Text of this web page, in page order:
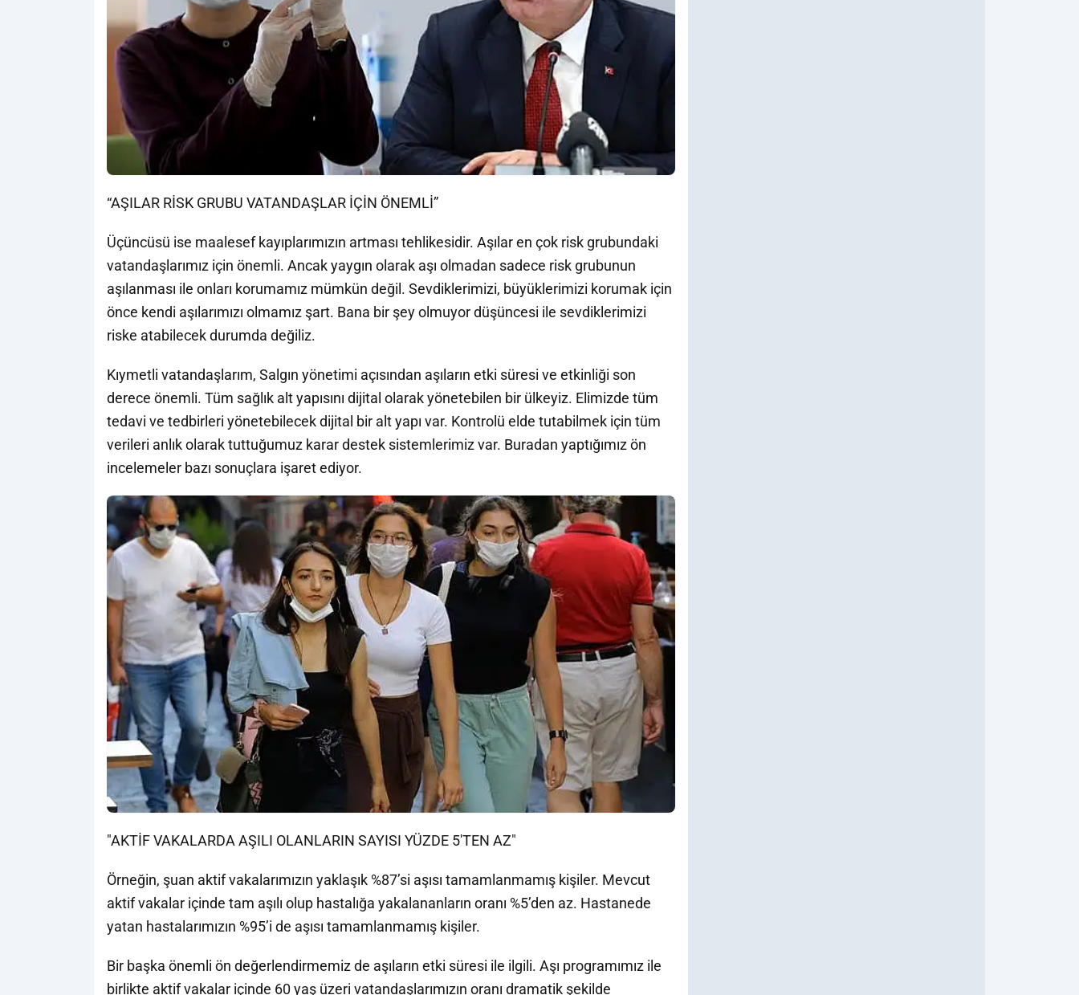
“AŞILAR RİSK GRUBU VATANDAŞLAR İÇİN ÖNEMLİ”
Üçüncüsü ise maalesef kayıplarımızın artması tehlikesidir. Aşılar en çok risk grubundaki
vatandaşlarımız için önemli. Ancak yaygın olarak aşı olmadan sadece risk grubunun
aşılanması ile onları korumamız mümkün değil. Sevdiklerimizi, büyüklerimizi korumak için
önce kendi aşılarımızı olmamız şart. Bana bir şey olmuyor düşüncesi ile sevdiklerimizi
riske atabilecek durumda değiliz.
Kıymetli vatandaşlarım, Salgın yönetimi açısından aşıların etki süresi ve etkinliği son
derece önemli. Tüm sağlık alt yapısını dijital olarak yönetebilen bir ülkeyiz. Elimizde tüm
tedavi ve tedbirleri yönetebilecek dijital bir alt yapı var. Kontrolü elde tutabilmek için tüm
verileri anlık olarak tuttuğumuz karar destek sistemlerimiz var. Buradan yaptığımız ön
incelemeler bazı sonuçlara işaret ediyor.
"AKTİF VAKALARDA AŞILI OLANLARIN SAYISI YÜZDE 5'TEN AZ"
Örneğin, şuan aktif vakalarımızın yaklaşık %87’si aşısı tamamlanmamış kişiler. Mevcut
aktif vakalar içinde tam aşılı olup hastalığa yakalananların oranı %5’den az. Hastanede
yatan hastalarımızın %95’i de aşısı tamamlanmamış kişiler.
Bir başka önemli ön değerlendirmemiz de aşıların etki süresi ile ilgili. Aşı programımız ile
birlikte aktif vakalar içinde 60 yaş üzeri vatandaşlarımızın oranı dramatik şekilde